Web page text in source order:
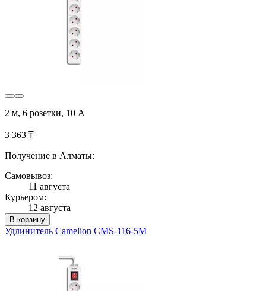
2 м, 6 розетки, 10 А
3 363 ₸
Получение в Алматы:
Самовывоз:
11 августа
Курьером:
12 августа
В корзину
Удлинитель Camelion CMS-116-5M